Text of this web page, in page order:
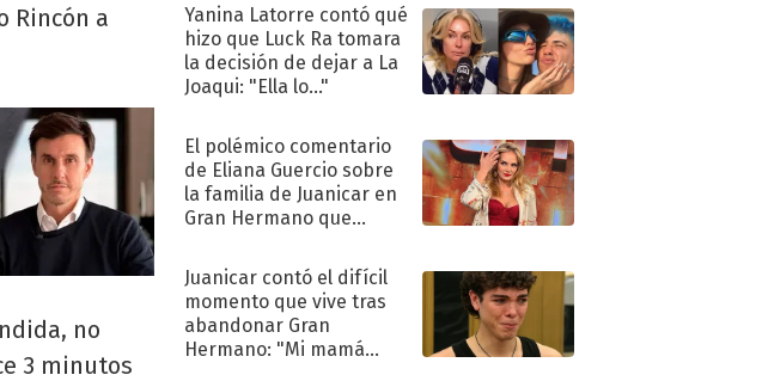
Rincón a
no
3 minutos
Yanina Latorre contó qué
hizo que Luck Ra tomara
la decisión de dejar a La
Joaqui: "Ella lo..."
El polémico comentario
de Eliana Guercio sobre
la familia de Juanicar en
Gran Hermano que
Juanicar contó el difícil
momento que vive tras
abandonar Gran
Hermano: "Mi mamá